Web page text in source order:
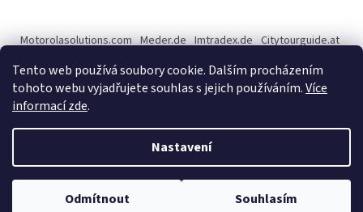
Tento web používá soubory cookie. Dalším procházením
tohoto webu vyjadřujete souhlas s jejich používáním.Více
informací zde.
Nastavení
Odmítnout Souhlasím
Motorolasolutions.com Meder.de Imtradex.de Citytourguide.at
Copyright 2026CENTERNET.cz. Všechna práva vyhrazena.Upravit